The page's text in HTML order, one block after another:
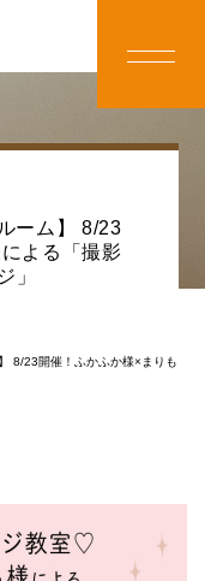
ーム】 8/23
よる「撮影
」
8/23開催！ふかふか様×まりも